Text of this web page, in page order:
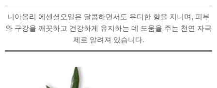
니아올리 에센셜오일은 달콤하면서도 우디한 향을 지니며, 피부
와 구강을 깨끗하고 건강하게 유지하는 데 도움을 주는 천연 자극
제로 알려져 있습니다.